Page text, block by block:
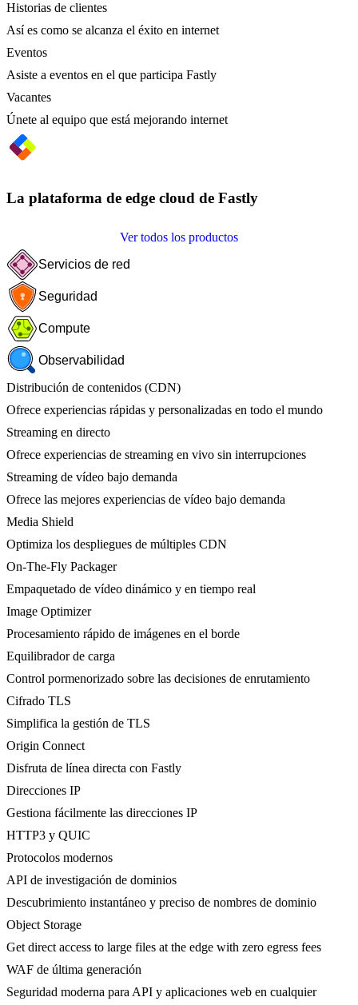
Historias de clientes
Así es como se alcanza el éxito en internet
Eventos
Asiste a eventos en el que participa Fastly
Vacantes
Únete al equipo que está mejorando internet
La plataforma de edge cloud de Fastly
Ver todos los productos
Servicios de red
Seguridad
Compute
Observabilidad
Distribución de contenidos (CDN)
Ofrece experiencias rápidas y personalizadas en todo el mundo
Streaming en directo
Ofrece experiencias de streaming en vivo sin interrupciones
Streaming de vídeo bajo demanda
Ofrece las mejores experiencias de vídeo bajo demanda
Media Shield
Optimiza los despliegues de múltiples CDN
On-The-Fly Packager
Empaquetado de vídeo dinámico y en tiempo real
Image Optimizer
Procesamiento rápido de imágenes en el borde
Equilibrador de carga
Control pormenorizado sobre las decisiones de enrutamiento
Cifrado TLS
Simplifica la gestión de TLS
Origin Connect
Disfruta de línea directa con Fastly
Direcciones IP
Gestiona fácilmente las direcciones IP
HTTP3 y QUIC
Protocolos modernos
API de investigación de dominios
Descubrimiento instantáneo y preciso de nombres de dominio
Object Storage
Get direct access to large files at the edge with zero egress fees
WAF de última generación
Seguridad moderna para API y aplicaciones web en cualquier